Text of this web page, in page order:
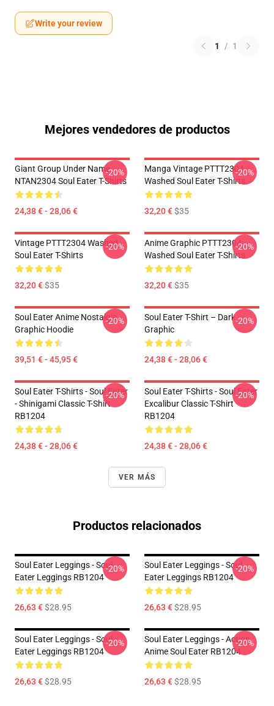
Write your review
1 / 1
Mejores vendedores de productos
Giant Group Under Name
NTAN2304 Soul Eater T-Shirts
24,38 € - 28,06 €
-20%
Manga Vintage PTTT2304
Washed Soul Eater T-Shirts
32,20 €$35
-20%
Vintage PTTT2304 Washed
Soul Eater T-Shirts
32,20 €$35
-20%
Anime Graphic PTTT2304
Washed Soul Eater T-Shirts
32,20 €$35
-20%
Soul Eater Anime Nostalgia
Graphic Hoodie
39,51 € - 45,95 €
-20%
Soul Eater T-Shirt – Dark
Graphic
24,38 € - 28,06 €
-20%
Soul Eater T-Shirts - Soul Eater
- Shinigami Classic T-Shirt
RB1204
24,38 € - 28,06 €
-20%
Soul Eater T-Shirts - Soul Eater
Excalibur Classic T-Shirt
RB1204
24,38 € - 28,06 €
-20%
VER MÁS
Productos relacionados
Soul Eater Leggings - Soul
Eater Leggings RB1204
26,63 €$28.95
-20%
Soul Eater Leggings - Soul
Eater Leggings RB1204
26,63 €$28.95
-20%
Soul Eater Leggings - Soul
Eater Leggings RB1204
26,63 €$28.95
-20%
Soul Eater Leggings - Action
Anime Soul Eater RB1204
26,63 €$28.95
-20%